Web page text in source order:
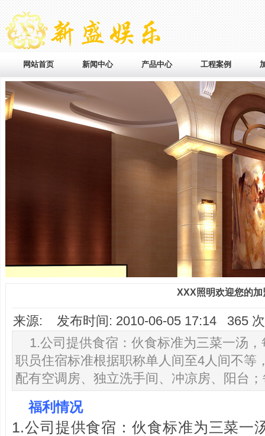
网站首页 新闻中心 产品中心 工程案例
XXX照明欢迎您的加
来源: 发布时间: 2010-06-05 17:14 365
1.公司提供食宿：伙食标准为三菜一汤
职员住宿标准根据职称单人间至4人间不等
配有空调房、独立洗手间、冲凉房、阳台
福利情况
1.公司提供食宿：伙食标准为三菜一